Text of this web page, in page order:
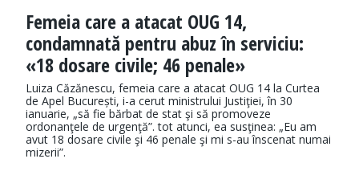
Femeia care a atacat OUG 14,
condamnată pentru abuz în serviciu:
«18 dosare civile; 46 penale»
Luiza Căzănescu, femeia care a atacat OUG 14 la Curtea
de Apel București, i-a cerut ministrului Justiţiei, în 30
ianuarie, „să fie bărbat de stat şi să promoveze
ordonanţele de urgenţă”. tot atunci, ea susţinea: „Eu am
avut 18 dosare civile şi 46 penale şi mi s-au înscenat numai
mizerii”.